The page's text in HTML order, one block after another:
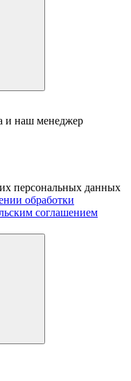
и наш менеджер
персональных данных
обработки
соглашением